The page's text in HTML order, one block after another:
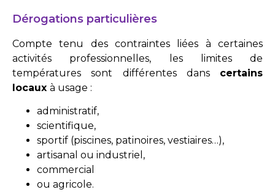
Dérogations particulières
Compte tenu des contraintes liées à certaines
activités professionnelles, les limites de
températures sont différentes dans certains
locaux à usage :
administratif,
scientifique,
sportif (piscines, patinoires, vestiaires…),
artisanal ou industriel,
commercial
ou agricole.